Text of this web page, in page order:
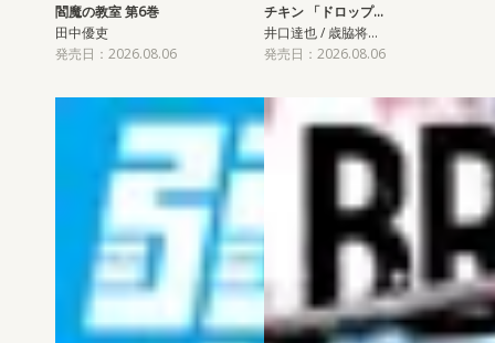
閻魔の教室 第6巻
田中優吏
発売日：2026.08.06
チキン 「ドロップ…
井口達也 / 歳脇将…
発売日：2026.08.06